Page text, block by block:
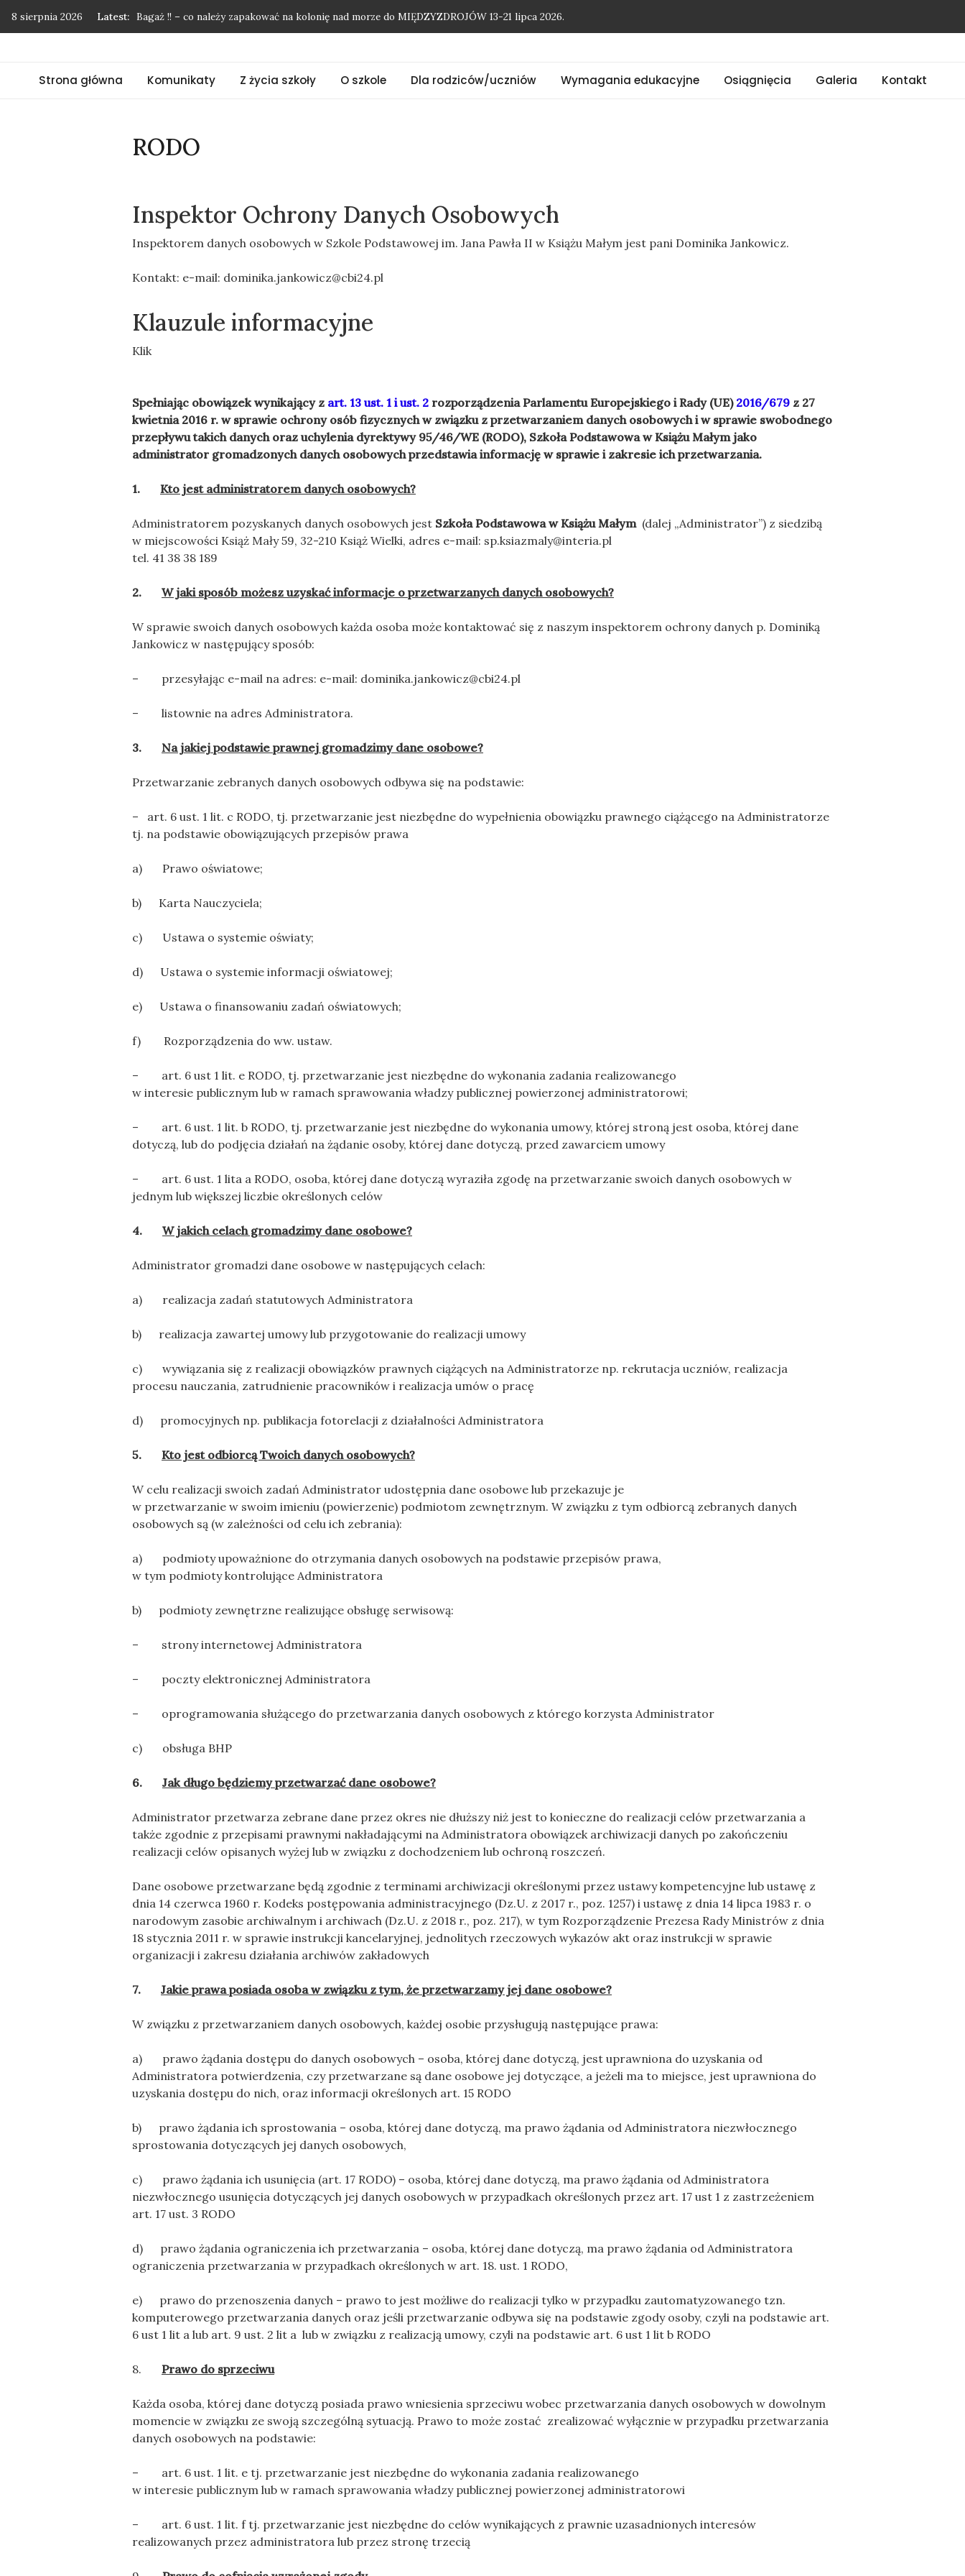
8 sierpnia 2026 Latest: Bagaż !! – co należy zapakować na kolonię nad morze do MIĘDZYZDROJÓW 13-21 lipca 2026.
”Mój przyjaciel las”
Strona główna Komunikaty Z życia szkoły O szkole Dla rodziców/uczniów Wymagania edukacyjne Osiągnięcia Galeria Kontakt
RODO
Inspektor Ochrony Danych Osobowych
Inspektorem danych osobowych w Szkole Podstawowej im. Jana Pawła II w Książu Małym jest pani Dominika Jankowicz.
Kontakt: e-mail: dominika.jankowicz@cbi24.pl
Klauzule informacyjne
Klik
Spełniając obowiązek wynikający z art. 13 ust. 1 i ust. 2 rozporządzenia Parlamentu Europejskiego i Rady (UE) 2016/679 z 27
kwietnia 2016 r. w sprawie ochrony osób fizycznych w związku z przetwarzaniem danych osobowych i w sprawie swobodnego
przepływu takich danych oraz uchylenia dyrektywy 95/46/WE (RODO), Szkoła Podstawowa w Książu Małym jako
administrator gromadzonych danych osobowych przedstawia informację w sprawie i zakresie ich przetwarzania.
1. Kto jest administratorem danych osobowych?
Administratorem pozyskanych danych osobowych jest Szkoła Podstawowa w Książu Małym (dalej „Administrator”) z siedzibą
w miejscowości Książ Mały 59, 32-210 Książ Wielki, adres e-mail: sp.ksiazmaly@interia.pl
tel. 41 38 38 189
2. W jaki sposób możesz uzyskać informacje o przetwarzanych danych osobowych?
W sprawie swoich danych osobowych każda osoba może kontaktować się z naszym inspektorem ochrony danych p. Dominiką
Jankowicz w następujący sposób:
– przesyłając e-mail na adres: e-mail: dominika.jankowicz@cbi24.pl
– listownie na adres Administratora.
3. Na jakiej podstawie prawnej gromadzimy dane osobowe?
Przetwarzanie zebranych danych osobowych odbywa się na podstawie:
– art. 6 ust. 1 lit. c RODO, tj. przetwarzanie jest niezbędne do wypełnienia obowiązku prawnego ciążącego na Administratorze
tj. na podstawie obowiązujących przepisów prawa
a) Prawo oświatowe;
b) Karta Nauczyciela;
c) Ustawa o systemie oświaty;
d) Ustawa o systemie informacji oświatowej;
e) Ustawa o finansowaniu zadań oświatowych;
f) Rozporządzenia do ww. ustaw.
– art. 6 ust 1 lit. e RODO, tj. przetwarzanie jest niezbędne do wykonania zadania realizowanego
w interesie publicznym lub w ramach sprawowania władzy publicznej powierzonej administratorowi;
– art. 6 ust. 1 lit. b RODO, tj. przetwarzanie jest niezbędne do wykonania umowy, której stroną jest osoba, której dane
dotyczą, lub do podjęcia działań na żądanie osoby, której dane dotyczą, przed zawarciem umowy
– art. 6 ust. 1 lita a RODO, osoba, której dane dotyczą wyraziła zgodę na przetwarzanie swoich danych osobowych w
jednym lub większej liczbie określonych celów
4. W jakich celach gromadzimy dane osobowe?
Administrator gromadzi dane osobowe w następujących celach:
a) realizacja zadań statutowych Administratora
b) realizacja zawartej umowy lub przygotowanie do realizacji umowy
c) wywiązania się z realizacji obowiązków prawnych ciążących na Administratorze np. rekrutacja uczniów, realizacja
procesu nauczania, zatrudnienie pracowników i realizacja umów o pracę
d) promocyjnych np. publikacja fotorelacji z działalności Administratora
5. Kto jest odbiorcą Twoich danych osobowych?
W celu realizacji swoich zadań Administrator udostępnia dane osobowe lub przekazuje je
w przetwarzanie w swoim imieniu (powierzenie) podmiotom zewnętrznym. W związku z tym odbiorcą zebranych danych
osobowych są (w zależności od celu ich zebrania):
a) podmioty upoważnione do otrzymania danych osobowych na podstawie przepisów prawa,
w tym podmioty kontrolujące Administratora
b) podmioty zewnętrzne realizujące obsługę serwisową:
– strony internetowej Administratora
– poczty elektronicznej Administratora
– oprogramowania służącego do przetwarzania danych osobowych z którego korzysta Administrator
c) obsługa BHP
6. Jak długo będziemy przetwarzać dane osobowe?
Administrator przetwarza zebrane dane przez okres nie dłuższy niż jest to konieczne do realizacji celów przetwarzania a
także zgodnie z przepisami prawnymi nakładającymi na Administratora obowiązek archiwizacji danych po zakończeniu
realizacji celów opisanych wyżej lub w związku z dochodzeniem lub ochroną roszczeń.
Dane osobowe przetwarzane będą zgodnie z terminami archiwizacji określonymi przez ustawy kompetencyjne lub ustawę z
dnia 14 czerwca 1960 r. Kodeks postępowania administracyjnego (Dz.U. z 2017 r., poz. 1257) i ustawę z dnia 14 lipca 1983 r. o
narodowym zasobie archiwalnym i archiwach (Dz.U. z 2018 r., poz. 217), w tym Rozporządzenie Prezesa Rady Ministrów z dnia
18 stycznia 2011 r. w sprawie instrukcji kancelaryjnej, jednolitych rzeczowych wykazów akt oraz instrukcji w sprawie
organizacji i zakresu działania archiwów zakładowych
7. Jakie prawa posiada osoba w związku z tym, że przetwarzamy jej dane osobowe?
W związku z przetwarzaniem danych osobowych, każdej osobie przysługują następujące prawa:
a) prawo żądania dostępu do danych osobowych – osoba, której dane dotyczą, jest uprawniona do uzyskania od
Administratora potwierdzenia, czy przetwarzane są dane osobowe jej dotyczące, a jeżeli ma to miejsce, jest uprawniona do
uzyskania dostępu do nich, oraz informacji określonych art. 15 RODO
b) prawo żądania ich sprostowania – osoba, której dane dotyczą, ma prawo żądania od Administratora niezwłocznego
sprostowania dotyczących jej danych osobowych,
c) prawo żądania ich usunięcia (art. 17 RODO) – osoba, której dane dotyczą, ma prawo żądania od Administratora
niezwłocznego usunięcia dotyczących jej danych osobowych w przypadkach określonych przez art. 17 ust 1 z zastrzeżeniem
art. 17 ust. 3 RODO
d) prawo żądania ograniczenia ich przetwarzania – osoba, której dane dotyczą, ma prawo żądania od Administratora
ograniczenia przetwarzania w przypadkach określonych w art. 18. ust. 1 RODO,
e) prawo do przenoszenia danych – prawo to jest możliwe do realizacji tylko w przypadku zautomatyzowanego tzn.
komputerowego przetwarzania danych oraz jeśli przetwarzanie odbywa się na podstawie zgody osoby, czyli na podstawie art.
6 ust 1 lit a lub art. 9 ust. 2 lit a lub w związku z realizacją umowy, czyli na podstawie art. 6 ust 1 lit b RODO
8. Prawo do sprzeciwu
Każda osoba, której dane dotyczą posiada prawo wniesienia sprzeciwu wobec przetwarzania danych osobowych w dowolnym
momencie w związku ze swoją szczególną sytuacją. Prawo to może zostać zrealizować wyłącznie w przypadku przetwarzania
danych osobowych na podstawie:
– art. 6 ust. 1 lit. e tj. przetwarzanie jest niezbędne do wykonania zadania realizowanego
w interesie publicznym lub w ramach sprawowania władzy publicznej powierzonej administratorowi
– art. 6 ust. 1 lit. f tj. przetwarzanie jest niezbędne do celów wynikających z prawnie uzasadnionych interesów
realizowanych przez administratora lub przez stronę trzecią